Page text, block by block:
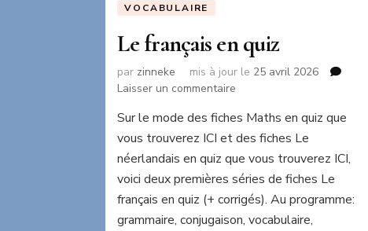
VOCABULAIRE
Le français en quiz
par zinneke mis à jour le 25 avril 2026
Laisser un commentaire
français
en
quiz
Sur le mode des fiches Maths en quiz que
vous trouverez ICI et des fiches Le
néerlandais en quiz que vous trouverez ICI,
voici deux premières séries de fiches Le
français en quiz (+ corrigés). Au programme:
grammaire, conjugaison, vocabulaire,